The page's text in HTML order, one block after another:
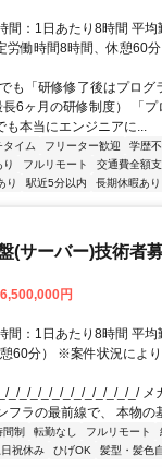
間：1日あたり8時間 平
働時間8時間、休憩60
も「研修修了後はプロ
長6ヶ月の研修制度） 「
も本当にエンジニアに...
タイム フリーター歓迎 学歴
フルリモート 交通費全額
り 駅近5分以内 長期休暇あり
(サーバー)技術者
円
間：1日あたり8時間 平
60分） ※案件状況によ
_/_/_/_/_/_/_/_/_/_/_/_/
フラの最前線で、 本物
間制 転勤なし フルリモート
日祝休み ひげOK 髪型・髪色